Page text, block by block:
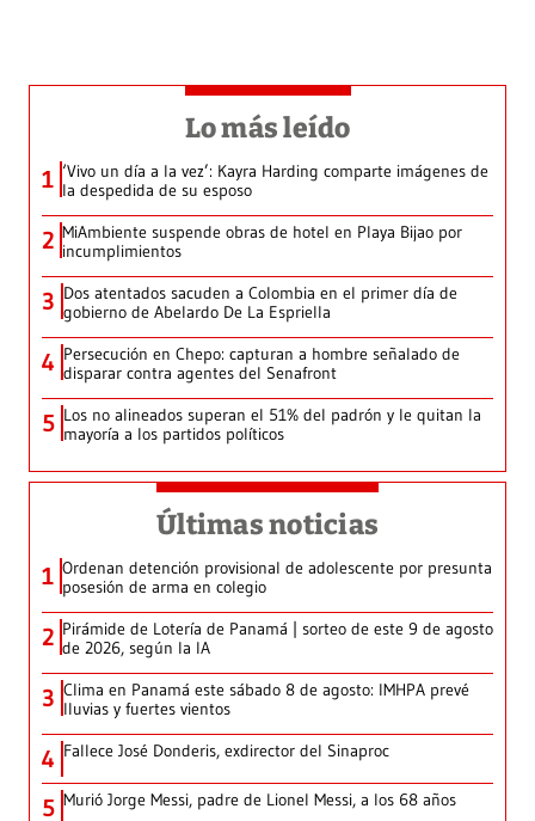
Lo más leído
1 ‘Vivo un día a la vez’: Kayra Harding comparte imágenes de
la despedida de su esposo
2 MiAmbiente suspende obras de hotel en Playa Bijao por
incumplimientos
3 Dos atentados sacuden a Colombia en el primer día de
gobierno de Abelardo De La Espriella
4 Persecución en Chepo: capturan a hombre señalado de
disparar contra agentes del Senafront
5 Los no alineados superan el 51% del padrón y le quitan la
mayoría a los partidos políticos
Últimas noticias
1 Ordenan detención provisional de adolescente por presunta
posesión de arma en colegio
2 Pirámide de Lotería de Panamá | sorteo de este 9 de agosto
de 2026, según la IA
3 Clima en Panamá este sábado 8 de agosto: IMHPA prevé
lluvias y fuertes vientos
4 Fallece José Donderis, exdirector del Sinaproc
5 Murió Jorge Messi, padre de Lionel Messi, a los 68 años